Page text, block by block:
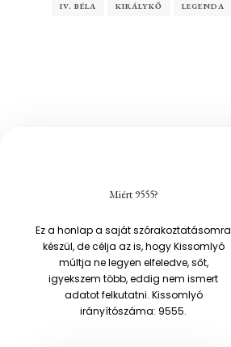
IV. BÉLA KIRÁLYKŐ LEGENDA
Miért 9555?
Ez a honlap a saját szórakoztatásomra
készül, de célja az is, hogy Kissomlyó
múltja ne legyen elfeledve, sőt,
igyekszem több, eddig nem ismert
adatot felkutatni. Kissomlyó
irányítószáma: 9555.